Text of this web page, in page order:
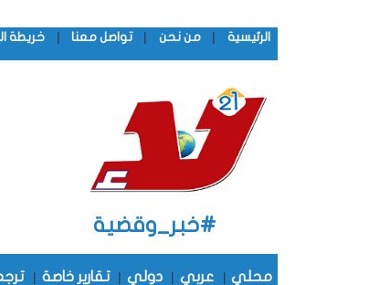
الرئيسية | من نحن | تواصل معنا | خريطة
#خبر_وقضية
محلي | عربي | دولي | تقارير خاصة |